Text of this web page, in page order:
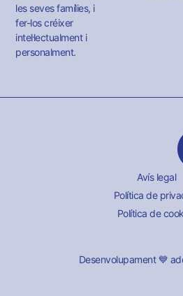
les seves famílies, i
fer-los créixer
intel·lectualment i
personalment.
Avís legal
Política de
Política de
Desenvolupament 💙